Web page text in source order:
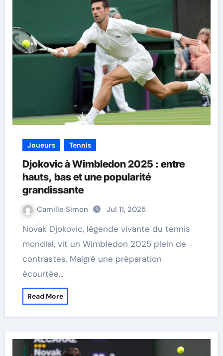
Joueurs Tennis
Djokovic à Wimbledon 2025 : entre
hauts, bas et une popularité
grandissante
Camille Simon Jul 11, 2025
Novak Djokovic, légende vivante du tennis
mondial, vit un Wimbledon 2025 plein de
contrastes. Malgré une préparation
écourtée…
Read More